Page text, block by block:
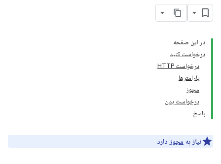
در این صفحه
درخواست کنید
درخواست HTTP
پارامترها
مجوز
درخواست بدن
پاسخ
نیاز به مجوز دارد